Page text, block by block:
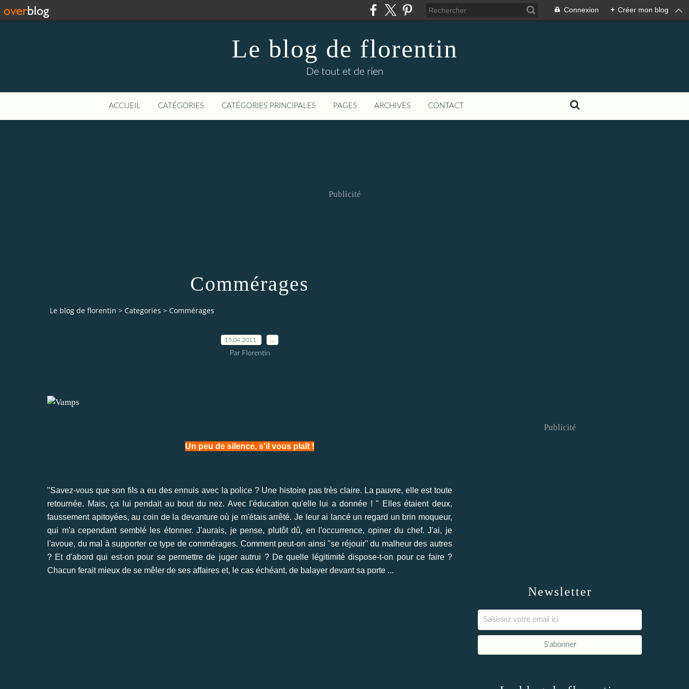
Connexion + Créer mon blog
Le blog de florentin
De tout et de rien
ACCUEIL CATÉGORIES CATÉGORIES PRINCIPALES PAGES ARCHIVES CONTACT
Publicité
Commérages
Le blog de florentin > Categories > Commérages
15.04.2011
Par Florentin
Un peu de silence, s'il vous plaît !
"Savez-vous que son fils a eu des ennuis avec la police ? Une histoire pas très claire. La pauvre, elle est toute
retournée. Mais, ça lui pendait au bout du nez. Avec l'éducation qu'elle lui a donnée ! " Elles étaient deux,
faussement apitoyées, au coin de la devanture où je m'étais arrêté. Je leur ai lancé un regard un brin moqueur,
qui m'a cependant semblé les étonner. J'aurais, je pense, plutôt dû, en l'occurrence, opiner du chef. J'ai, je
l'avoue, du mal à supporter ce type de commérages. Comment peut-on ainsi "se réjouir" du malheur des autres
? Et d'abord qui est-on pour se permettre de juger autrui ? De quelle légitimité dispose-t-on pour ce faire ?
Chacun ferait mieux de se mêler de ses affaires et, le cas échéant, de balayer devant sa porte ...
Newsletter
Publicité